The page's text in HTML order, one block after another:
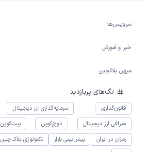
سرویس‌ها
خبر و آموزش
میهن بلاکچین
تگ‌های پربازدید
قانون‌گذاری سرمایه‌گذاری ارز دیجیتال
صرافی ارز دیجیتال
دوج‌کوین بیت‌کوین
رمزارز در ایران
پیش‌بینی بازار تکنولوژی بلاک‌چین